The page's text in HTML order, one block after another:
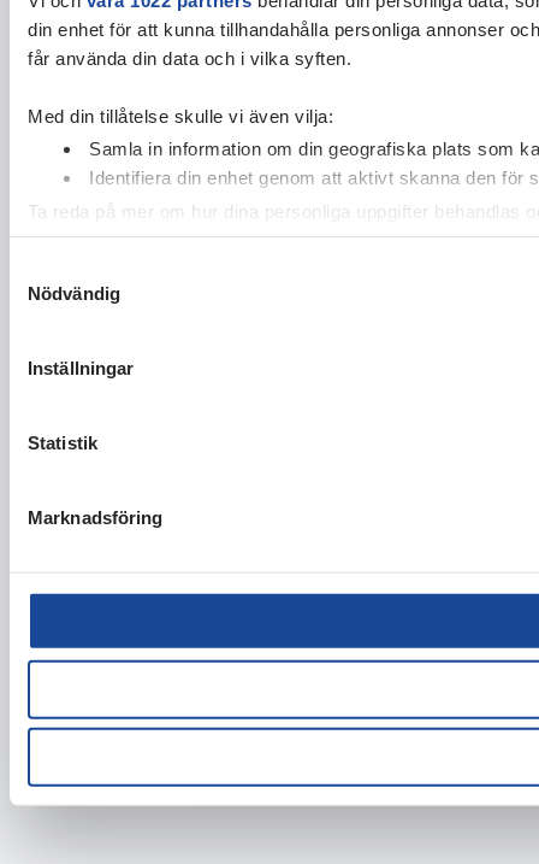
din enhet för att kunna tillhandahålla personliga annonser
får använda din data och i vilka syften.
Med din tillåtelse skulle vi även vilja:
Samla in information om din geografiska plats som
Identifiera din enhet genom att aktivt skanna den för
Ta reda på mer om hur dina personliga uppgifter behandlas
cookie-förklaringen.
Vi använder enhetsidentifierare för att anpassa innehållet
Nödvändig
Inställningar
Statistik
Marknadsföring